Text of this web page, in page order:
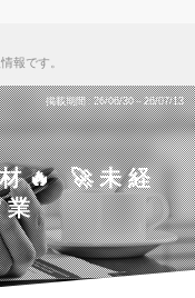
報です。
掲載期間 26/06/30～26/07/13
🔥 🚀未経
業